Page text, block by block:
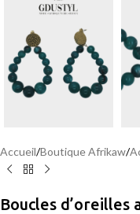
Accueil/Boutique Afrikaw/
Boucles d’oreilles